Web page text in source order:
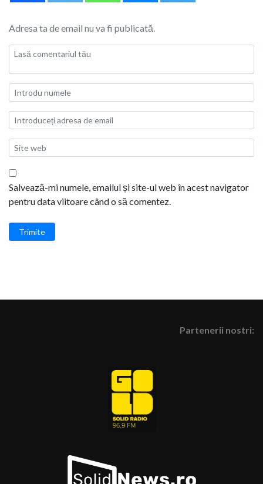
Adresa ta de email nu va fi publicată.
Salvează-mi numele, emailul și site-ul web în acest navigator
pentru data viitoare când o să comentez.
Trimite
Partenerii nostri: